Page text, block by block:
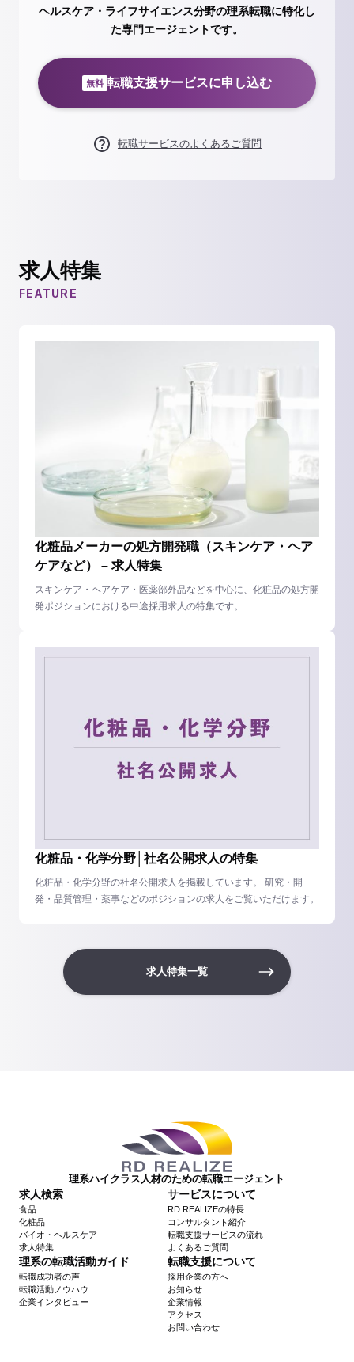
ヘルスケア・ライフサイエンス分野の理系転職に特化し
た専門エージェントです。
無料 転職支援サービスに申し込む
転職サービスのよくあるご質問
求人特集
FEATURE
化粧品メーカーの処方開発職（スキンケア・ヘア
ケアなど） – 求人特集
スキンケア・ヘアケア・医薬部外品などを中心に、化粧品の処方開
発ポジションにおける中途採用求人の特集です。
化粧品・化学分野│社名公開求人の特集
化粧品・化学分野の社名公開求人を掲載しています。 研究・開
発・品質管理・薬事などのポジションの求人をご覧いただけます。
求人特集一覧
理系ハイクラス人材のための転職エージェント
求人検索
食品
化粧品
バイオ・ヘルスケア
求人特集
サービスについて
RD REALIZEの特長
コンサルタント紹介
転職支援サービスの流れ
よくあるご質問
理系の転職活動ガイド
転職成功者の声
転職活動ノウハウ
企業インタビュー
転職支援について
採用企業の方へ
お知らせ
企業情報
アクセス
お問い合わせ